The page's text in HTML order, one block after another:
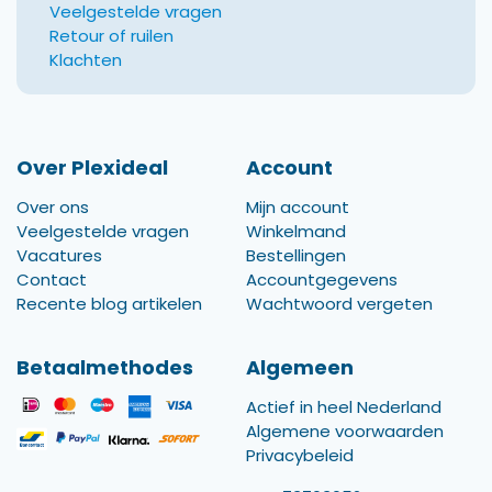
Veelgestelde vragen
Retour of ruilen
Klachten
Over Plexideal
Over ons
Veelgestelde vragen
Vacatures
Contact
Recente blog artikelen
Account
Mijn account
Winkelmand
Bestellingen
Accountgegevens
Wachtwoord vergeten
Betaalmethodes Algemeen
Actief in heel Nederland
Algemene voorwaarden
Privacybeleid